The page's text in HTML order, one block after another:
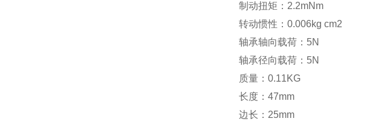
制动扭矩：2.2mNm
转动惯性：0.006kg cm2
轴承轴向载荷：5N
轴承径向载荷：5N
质量：0.11KG
长度：47mm
边长：25mm